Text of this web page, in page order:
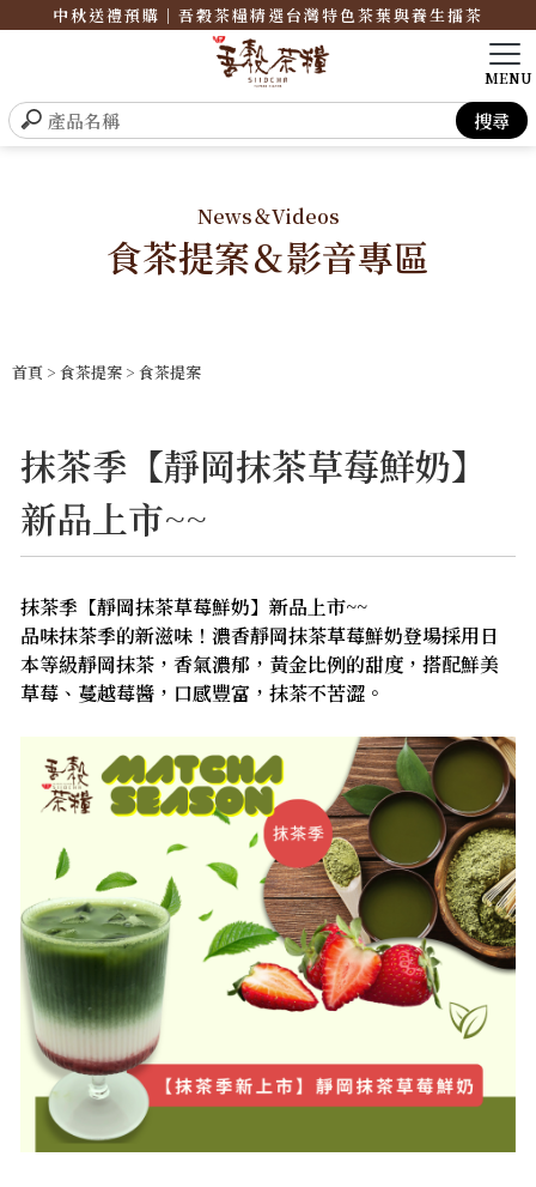
中秋送禮預購｜吾穀茶糧精選台灣特色茶葉與養生擂茶
News＆Videos
食茶提案＆影音專區
首頁 > 食茶提案 > 食茶提案
抹茶季【靜岡抹茶草莓鮮奶】
新品上市~~
抹茶季【靜岡抹茶草莓鮮奶】新品上市~~
品味抹茶季的新滋味！濃香靜岡抹茶草莓鮮奶登場採用日
本等級靜岡抹茶，香氣濃郁，黃金比例的甜度，搭配鮮美
草莓、蔓越莓醬，口感豐富，抹茶不苦澀。